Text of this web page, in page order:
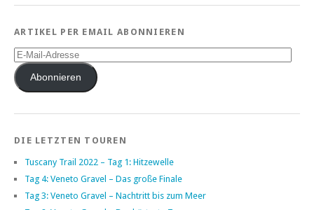
ARTIKEL PER EMAIL ABONNIEREN
E-
Mail-
AdresseAbonnieren
DIE LETZTEN TOUREN
Tuscany Trail 2022 – Tag 1: Hitzewelle
Tag 4: Veneto Gravel – Das große Finale
Tag 3: Veneto Gravel – Nachtritt bis zum Meer